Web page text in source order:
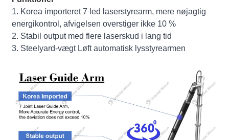
1. Korea importeret 7 led laserstyrearm, mere nøjagtig
energikontrol, afvigelsen overstiger ikke 10 %
2. Stabil output med flere laserskud i lang tid
3. Steelyard-vægt Løft automatisk lysstyrearmen